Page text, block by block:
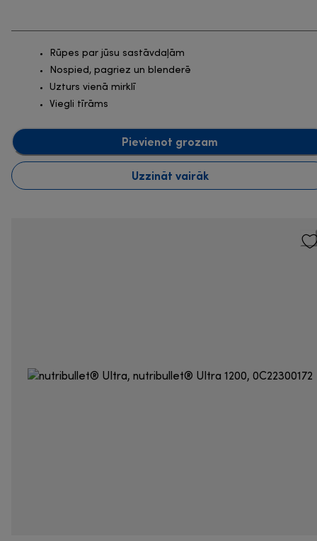
Rūpes par jūsu sastāvdaļām
Nospied, pagriez un blenderē
Uzturs vienā mirklī
Viegli tīrāms
Pievienot grozam
Uzzināt vairāk